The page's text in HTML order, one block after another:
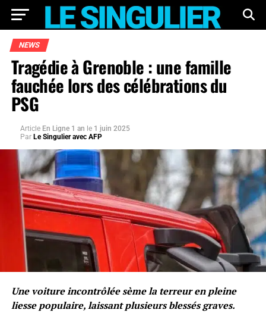
NEWS
Tragédie à Grenoble : une famille
fauchée lors des célébrations du
PSG
Article En Ligne 1 an le 1 juin 2025
Par Le Singulier avec AFP
Une voiture incontrôlée sème la terreur en pleine
liesse populaire, laissant plusieurs blessés graves.